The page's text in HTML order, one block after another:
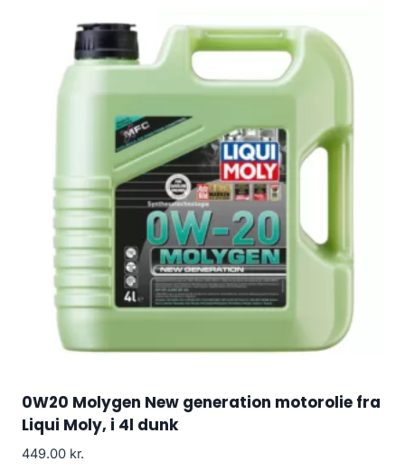
0W20 Molygen New generation motorolie fra
Liqui Moly, i 4l dunk
449.00 kr.